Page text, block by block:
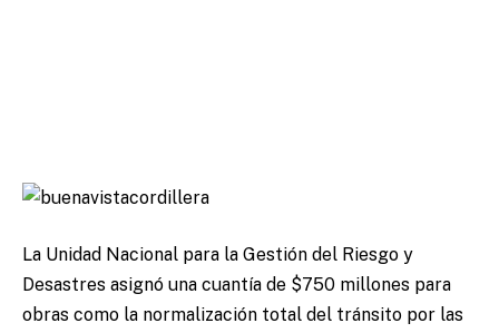
La Unidad Nacional para la Gestión del Riesgo y
Desastres asignó una cuantía de $750 millones para
obras como la normalización total del tránsito por las